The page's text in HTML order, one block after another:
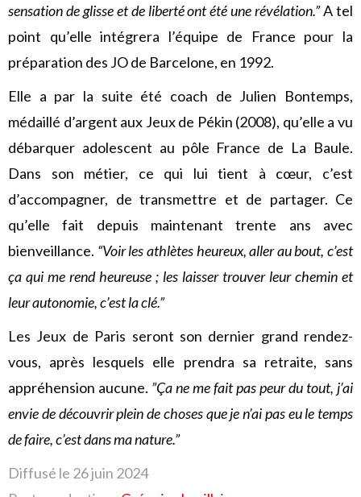
sensation de glisse et de liberté ont été une révélation.”A tel
point qu’elle intégrera l’équipe de France pour la
préparation des JO de Barcelone, en 1992.
Elle a par la suite été coach de Julien Bontemps,
médaillé d’argent aux Jeux de Pékin (2008), qu’elle a vu
débarquer adolescent au pôle France de La Baule.
Dans son métier, ce qui lui tient à cœur, c’est
d’accompagner, de transmettre et de partager. Ce
qu’elle fait depuis maintenant trente ans avec
bienveillance. “Voir les athlètes heureux, aller au bout, c’est
ça qui me rend heureuse ; les laisser trouver leur chemin et
leur autonomie, c’est la clé.”
Les Jeux de Paris seront son dernier grand rendez-
vous, après lesquels elle prendra sa retraite, sans
appréhension aucune. ”Ça ne me fait pas peur du tout, j’ai
envie de découvrir plein de choses que je n’ai pas eu le temps
de faire, c’est dans ma nature.”
Diffusé le 26 juin 2024